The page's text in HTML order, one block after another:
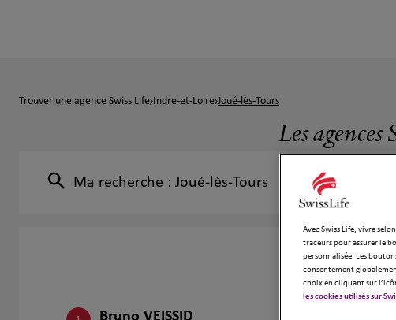
Trouver une agence Swiss Life Indre-et-Loire Joué-lès-Tours
Les
Ma recherche : Joué-lès-Tours
9
Bruno VEISSID
Avec Swiss Life, vivre
traceurs pour assurer le
personnalisée. Les
consentement
choix en cliquant sur
les cookies utilisés sur